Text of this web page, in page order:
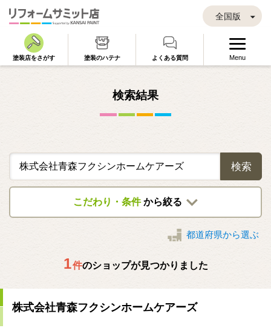
全国版
塗装店をさがす 塗装のハテナ よくある質問 Menu
検索結果
検索
こだわり・条件 から絞る
都道府県から選ぶ
1件のショップが見つかりました
株式会社青森フクシンホームケアーズ